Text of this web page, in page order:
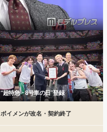
“超特急・8号車の日”登録
ボイメンが改名・契約終了